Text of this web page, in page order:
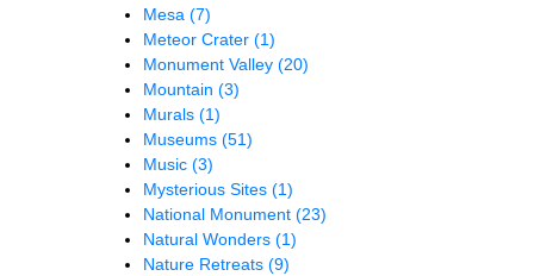
Mesa (7)
Meteor Crater (1)
Monument Valley (20)
Mountain (3)
Murals (1)
Museums (51)
Music (3)
Mysterious Sites (1)
National Monument (23)
Natural Wonders (1)
Nature Retreats (9)